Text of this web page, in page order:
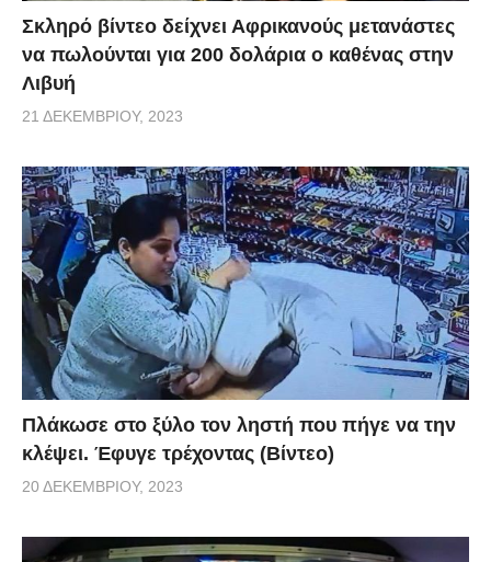
Σκληρό βίντεο δείχνει Αφρικανούς μετανάστες
να πωλούνται για 200 δολάρια ο καθένας στην
Λιβυή
21 ΔΕΚΕΜΒΡΊΟΥ, 2023
Πλάκωσε στο ξύλο τον ληστή που πήγε να την
κλέψει. Έφυγε τρέχοντας (Βίντεο)
20 ΔΕΚΕΜΒΡΊΟΥ, 2023